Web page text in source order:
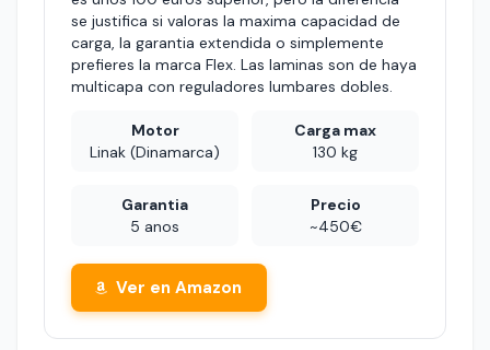
se justifica si valoras la maxima capacidad de
carga, la garantia extendida o simplemente
prefieres la marca Flex. Las laminas son de haya
multicapa con reguladores lumbares dobles.
Motor
Linak (Dinamarca)
Carga max
130 kg
Garantia
5 anos
Precio
~450€
Ver en Amazon